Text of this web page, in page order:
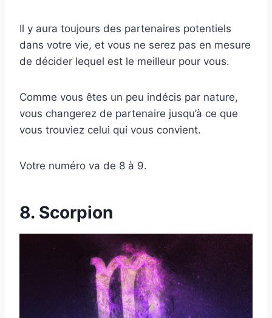
Il y aura toujours des partenaires potentiels
dans votre vie, et vous ne serez pas en mesure
de décider lequel est le meilleur pour vous.
Comme vous êtes un peu indécis par nature,
vous changerez de partenaire jusqu’à ce que
vous trouviez celui qui vous convient.
Votre numéro va de 8 à 9.
8. Scorpion